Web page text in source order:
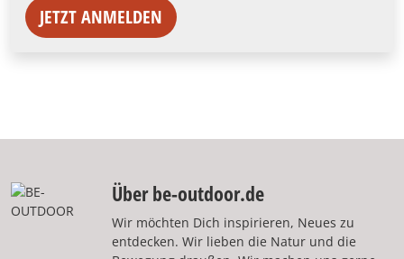
JETZT ANMELDEN
Über be-outdoor.de
Wir möchten Dich inspirieren, Neues zu
entdecken. Wir lieben die Natur und die